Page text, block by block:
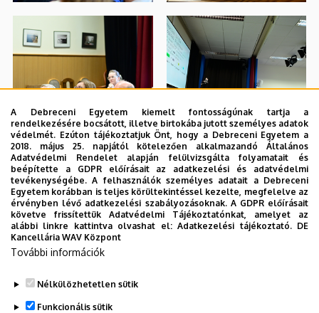
A Debreceni Egyetem kiemelt fontosságúnak tartja a
rendelkezésére bocsátott, illetve birtokába jutott személyes adatok
védelmét. Ezúton tájékoztatjuk Önt, hogy a Debreceni Egyetem a
2018. május 25. napjától kötelezően alkalmazandó Általános
Adatvédelmi Rendelet alapján felülvizsgálta folyamatait és
beépítette a GDPR előírásait az adatkezelési és adatvédelmi
tevékenységébe. A felhasználók személyes adatait a Debreceni
Egyetem korábban is teljes körültekintéssel kezelte, megfelelve az
érvényben lévő adatkezelési szabályozásoknak. A GDPR előírásait
követve frissítettük Adatvédelmi Tájékoztatónkat, amelyet az
alábbi linkre kattintva olvashat el:Adatkezelési tájékoztató. DE
Kancellária WAV Központ
További információk
Nélkülözhetetlen sütik
Funkcionális sütik